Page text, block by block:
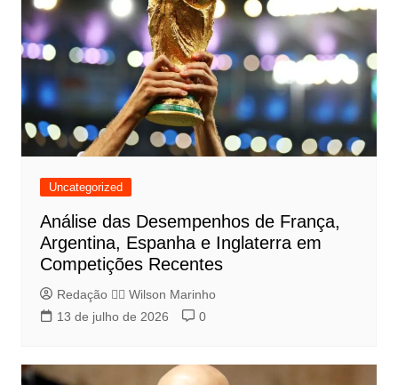
Uncategorized
Análise das Desempenhos de França,
Argentina, Espanha e Inglaterra em
Competições Recentes
Redação 👨‍⚖️​ Wilson Marinho
13 de julho de 2026
0